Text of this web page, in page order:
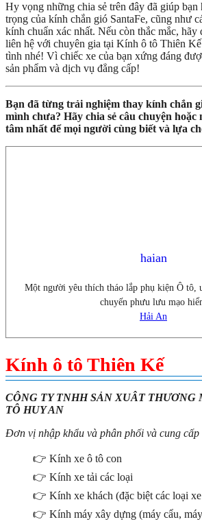
Hy vọng những chia sẻ trên đây đã giúp bạn
trọng của kính chắn gió SantaFe, cũng như
kính chuẩn xác nhất. Nếu còn thắc mắc, hãy
liên hệ với chuyên gia tại Kính ô tô Thiên
tình nhé! Vì chiếc xe của bạn xứng đáng
sản phẩm và dịch vụ đẳng cấp!
Bạn đã từng trải nghiệm thay kính chắn
mình chưa? Hãy chia sẻ câu chuyện
tâm nhất để mọi người cùng biết và lựa
haian
Một người yêu thích tháo lắp phụ kiện Ô tô,
chuyến phưu lưu mạo
Hải An
Kính ô tô Thiên Kế
CÔNG TY TNHH SẢN XUÂT THƯƠNG
TÔ HUY AN
Đơn vị nhập khẩu và phân phối và cung cấp
👉 Kính xe ô tô con
👉 Kính xe tải các loại
👉 Kính xe khách (đặc biệt các loại
👉 Kính máy xây dựng (máy cẩu,